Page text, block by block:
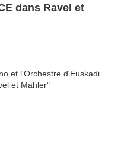
dans Ravel et